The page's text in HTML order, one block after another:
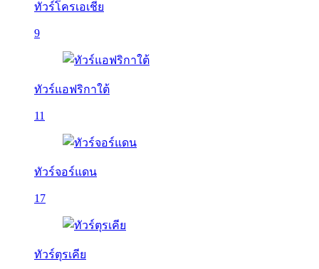
ทัวร์โครเอเชีย
9
ทัวร์แอฟริกาใต้
11
ทัวร์จอร์แดน
17
ทัวร์ตุรเคีย